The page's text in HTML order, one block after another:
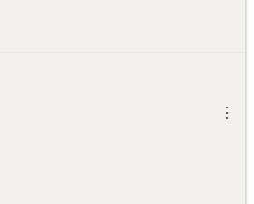
︙